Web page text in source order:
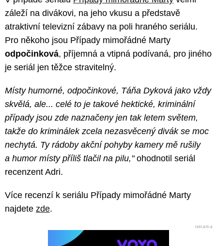
záleží na divákovi, na jeho vkusu a představě
atraktivní televizní zábavy na poli hraného seriálu.
Pro někoho jsou Případy mimořádné Marty
odpočinková, příjemná a vtipná podívaná, pro jiného
je seriál jen těžce stravitelný.
Místy humorné, odpočinkové, Táňa Dyková jako vždy
skvělá, ale... celé to je takové hektické, kriminální
případy jsou zde naznačeny jen tak letem světem,
takže do kriminálek zcela nezasvěcený divák se moc
nechytá. Ty rádoby akční pohyby kamery mě rušily
a humor místy příliš tlačil na pilu," ohodnotil seriál
recenzent Adri.
Více recenzí k seriálu Případy mimořádné Marty
najdete zde.